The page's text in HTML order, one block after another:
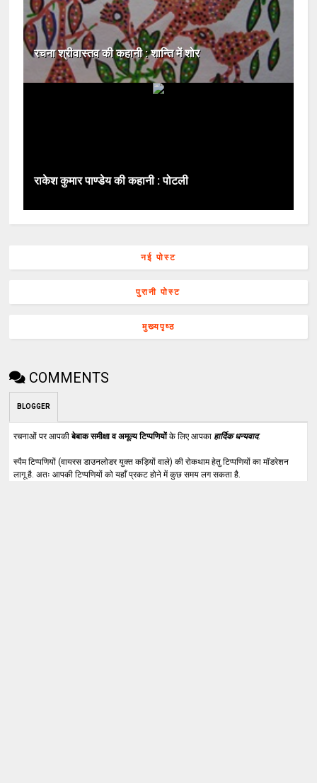
रचना श्रीवास्तव की कहानी : शान्ति में शोर
राकेश कुमार पाण्डेय की कहानी : पोटली
नई पोस्ट
पुरानी पोस्ट
मुख्यपृष्ठ
COMMENTS
BLOGGER
रचनाओं पर आपकीबेबाक समीक्षा व अमूल्य टिप्पणियोंके लिए आपका हार्दिक धन्यवाद.
स्पैम टिप्पणियों (वायरस डाउनलोडर युक्त कड़ियों वाले) की रोकथाम हेतु टिप्पणियों का मॉडरेशन
लागू है. अतः आपकी टिप्पणियों को यहाँ प्रकट होने में कुछ समय लग सकता है.